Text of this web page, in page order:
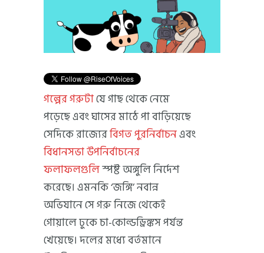
গল্পের গরুটাযে গাছ থেকে নেমে
পড়েছে এবং ঘাসের মাঠে পা বাড়িয়েছে
সেদিকে রাজ্যেরবিগত পুরনির্বাচনএবং
বিধানসভা উপনির্বাচনের
ফলাফলগুলিস্পষ্ট অঙ্গুলি নির্দেশ
করেছে। এমনকি ‘জঙ্গি’ নবান্ন
অভিযানে সে গরু নিজে থেকেই
গোয়ালে ঢুকে চা-কোল্ডড্রিঙ্কস পর্যন্ত
খেয়েছে। দলের মধ্যে বর্তমানে